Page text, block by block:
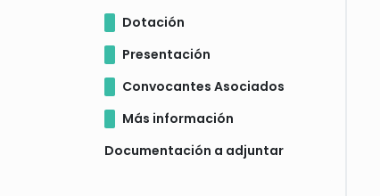
Dotación
Presentación
Convocantes Asociados
Más información
Documentación a adjuntar